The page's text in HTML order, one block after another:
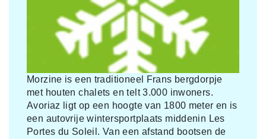
Morzine is een traditioneel Frans bergdorpje
met houten chalets en telt 3.000 inwoners.
Avoriaz ligt op een hoogte van 1800 meter en is
een autovrije wintersportplaats middenin Les
Portes du Soleil. Van een afstand bootsen de